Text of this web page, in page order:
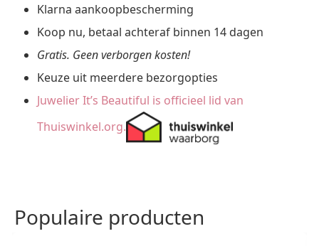
Klarna aankoopbescherming
Koop nu, betaal achteraf binnen 14 dagen
Gratis. Geen verborgen kosten!
Keuze uit meerdere bezorgopties
Juwelier It’s Beautiful is officieel lid van
Thuiswinkel.org.
Populaire producten